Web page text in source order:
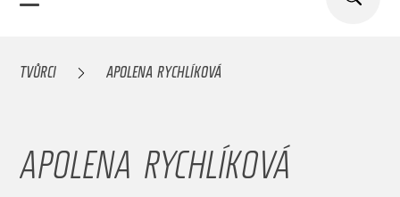
TVŮRCI APOLENA RYCHLÍKOVÁ
APOLENA RYCHLÍKOVÁ